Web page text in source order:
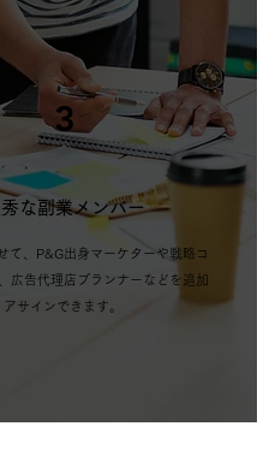
な副業メンバー
て、P&G出身マーケターや戦略コ
広告代理店プランナーなどを追加
アサインできます。
3